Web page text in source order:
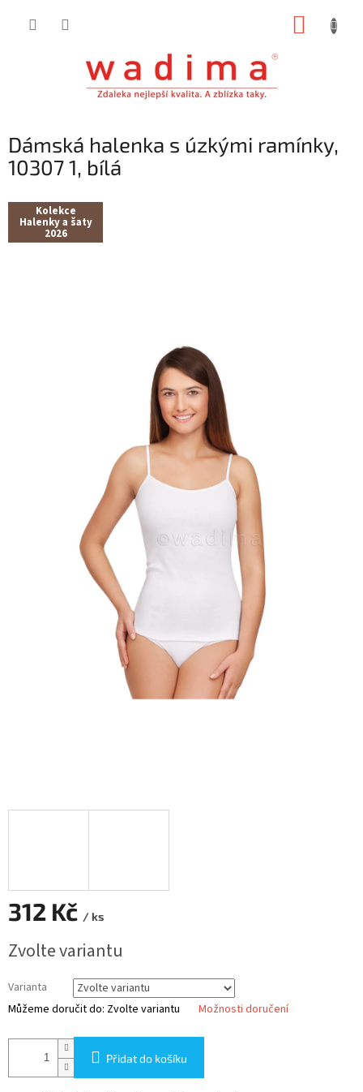
Dámská halenka s úzkými ramínky,
10307 1, bílá
Kolekce
Halenky a šaty
2026
312 Kč / ks
cena:
Zvolte variantu
Varianta
Můžeme doručit do: Zvolte variantu Možnosti doručení
Přidat do košíku